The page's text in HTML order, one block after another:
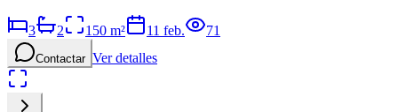
3 2 150 m² 11 feb. 71
Contactar Ver detalles